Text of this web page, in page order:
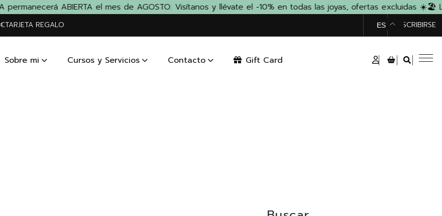
ABIERTA el mes de AGOSTO. Visítanos y llévate el -10% en todas las joyas, ofertas excluidas ☀️🏖️ La
TARJETA REGALO ES
TIENDASUSCRIBIRSE
Sobre mi Cursos y Servicios Contacto Gift Card